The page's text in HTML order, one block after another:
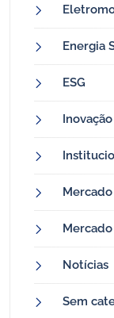
Energia
ESG
Inovação
Mercado
Notícias
Sem